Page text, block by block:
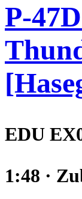
P-
EDU
1:48 ·